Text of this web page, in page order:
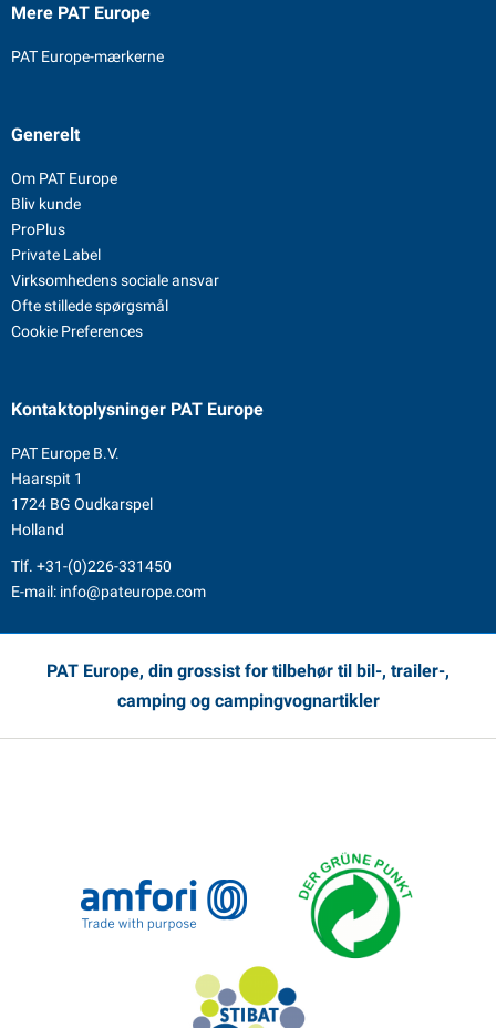
Mere PAT Europe
PAT Europe-mærkerne
Generelt
Om PAT Europe
Bliv kunde
ProPlus
Private Label
Virksomhedens sociale ansvar
Ofte stillede spørgsmål
Cookie Preferences
Kontaktoplysninger PAT Europe
PAT Europe B.V.
Haarspit 1
1724 BG Oudkarspel
Holland
Tlf. +31-(0)226-331450
E-mail: info@pateurope.com
PAT Europe, din grossist for tilbehør til bil-, trailer-,
camping og campingvognartikler